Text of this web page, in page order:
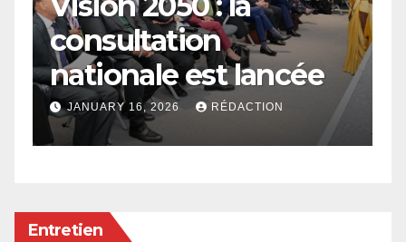
consultation
nationale est lancée
JANUARY 16, 2026 RÉDACTION
Entretien